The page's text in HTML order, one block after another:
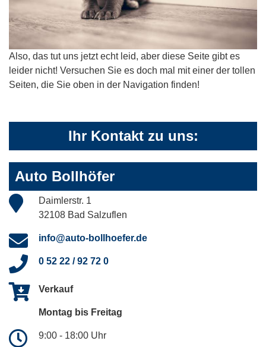
Also, das tut uns jetzt echt leid, aber diese Seite gibt es
leider nicht! Versuchen Sie es doch mal mit einer der tollen
Seiten, die Sie oben in der Navigation finden!
Ihr Kontakt zu uns:
Auto Bollhöfer
Daimlerstr. 1
32108 Bad Salzuflen
info@auto-bollhoefer.de
0 52 22 / 92 72 0
Verkauf
Montag bis Freitag
9:00 - 18:00 Uhr